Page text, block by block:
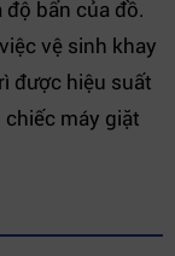
bẩn của đồ.
vệ sinh khay
được hiệu suất
máy giặt